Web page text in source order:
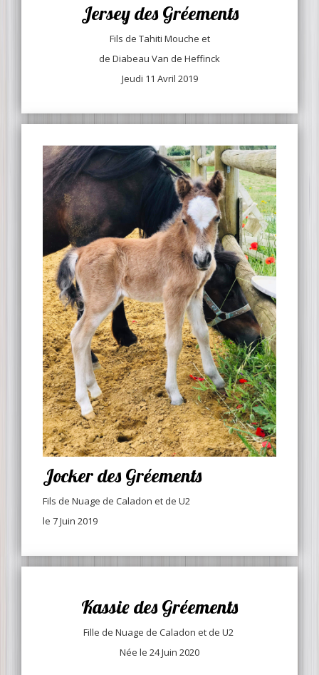
Jersey des Gréements
Fils de Tahiti Mouche et
de Diabeau Van de Heffinck
Jeudi 11 Avril 2019
Jocker des Gréements
Fils de Nuage de Caladon et de U2
le 7 Juin 2019
Kassie des Gréements
Fille de Nuage de Caladon et de U2
Née le 24 Juin 2020